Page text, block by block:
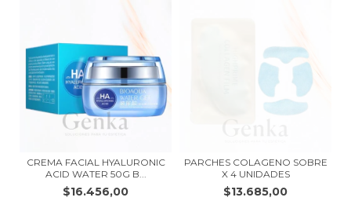
CREMA FACIAL HYALURONIC
ACID WATER 50G B...
$16.456,00
PARCHES COLAGENO SOBRE
X 4 UNIDADES
$13.685,00